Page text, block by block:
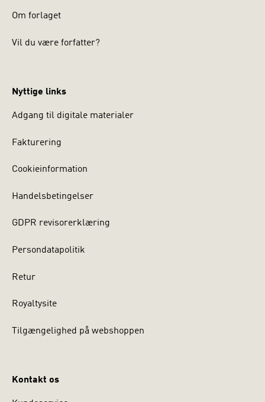
Om forlaget
Vil du være forfatter?
Nyttige links
Adgang til digitale materialer
Fakturering
Cookieinformation
Handelsbetingelser
GDPR revisorerklæring
Persondatapolitik
Retur
Royaltysite
Tilgængelighed på webshoppen
Kontakt os